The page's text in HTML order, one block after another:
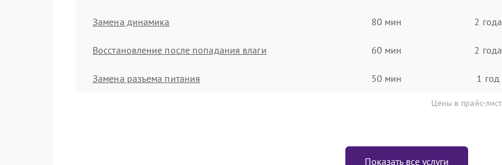
Замена динамика 80 мин 2 года
Восстановление после попадания влаги 60 мин 2 года
Замена разъема питания 50 мин 1 год
Цены в прайс-
Показать все услуги